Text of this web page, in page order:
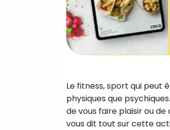
Le fitness, sport qui peut
physiques que
de vous faire plaisir ou
vous dit tout sur cette